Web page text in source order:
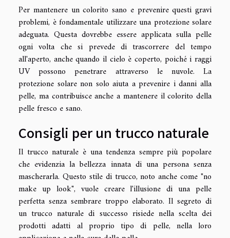
Per mantenere un colorito sano e prevenire questi gravi
problemi, è fondamentale utilizzare una protezione solare
adeguata. Questa dovrebbe essere applicata sulla pelle
ogni volta che si prevede di trascorrere del tempo
all'aperto, anche quando il cielo è coperto, poiché i raggi
UV possono penetrare attraverso le nuvole. La
protezione solare non solo aiuta a prevenire i danni alla
pelle, ma contribuisce anche a mantenere il colorito della
pelle fresco e sano.
Consigli per un trucco naturale
Il trucco naturale è una tendenza sempre più popolare
che evidenzia la bellezza innata di una persona senza
mascherarla. Questo stile di trucco, noto anche come "no
make up look", vuole creare l'illusione di una pelle
perfetta senza sembrare troppo elaborato. Il segreto di
un trucco naturale di successo risiede nella scelta dei
prodotti adatti al proprio tipo di pelle, nella loro